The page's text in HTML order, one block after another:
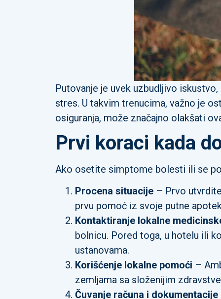
Putovanje je uvek uzbudljivo
stres. U takvim trenucima, važno je
osiguranja, može značajno olakšati
Prvi koraci kada
Ako osetite simptome bolesti ili se
Procena situacije – Prvo
prvu pomoć iz svoje putne
Kontaktiranje lokalne
bolnicu. Pored toga, u hotelu ili
ustanovama.
Korišćenje lokalne pomoći –
zemljama sa složenijim
Čuvanje računa i dokumentacije